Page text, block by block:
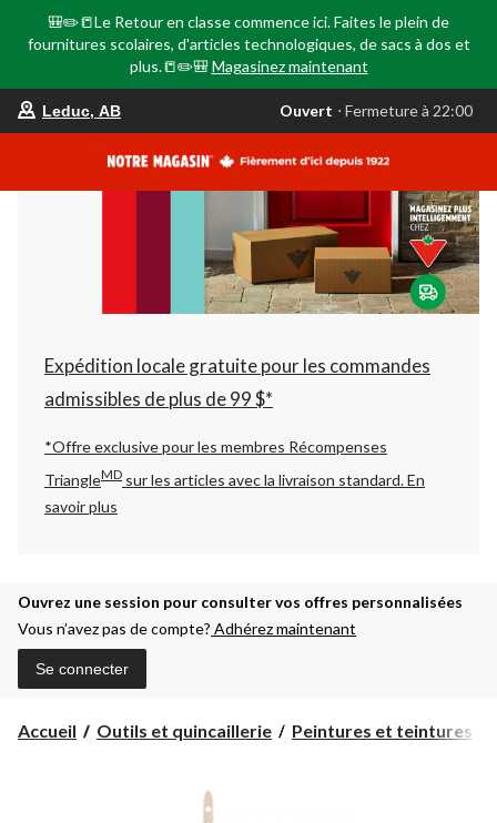
🎒✏️📒Le Retour en classe commence ici. Faites le plein de
fournitures scolaires, d'articles technologiques, de sacs à dos et
plus.📒✏️🎒 Magasinez maintenant
votre
est
AB,
Ouvert,
Fermeture
à
22:00
changer
Leduc, AB Ouvert ⋅ Fermeture à 22:00
Expédition locale gratuite pour les commandes
admissibles de plus de 99 $*
*Offre exclusive pour les membres Récompenses
TriangleMD sur les articles avec la livraison standard.En
savoir plus
Ouvrez une session pour consulter vos offres personnalisées
Vous n’avez pas de compte? Adhérez maintenant
Se connecter
Accueil Outils et quincaillerie Peintures et teintures